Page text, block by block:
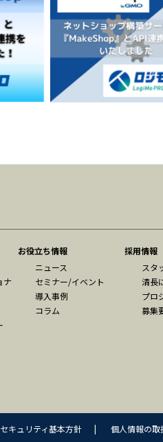
ナ
お役立ち情報
ニュース
セミナー/イベント
導入事例
コラム
採用情報
スタ
清長
プロ
募集
キュリティ基本方針 | 個人情報の取